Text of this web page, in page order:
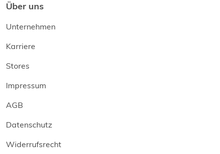
Über uns
Unternehmen
Karriere
Stores
Impressum
AGB
Datenschutz
Widerrufsrecht